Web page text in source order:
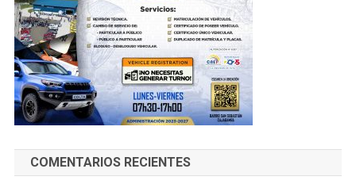
COMENTARIOS RECIENTES